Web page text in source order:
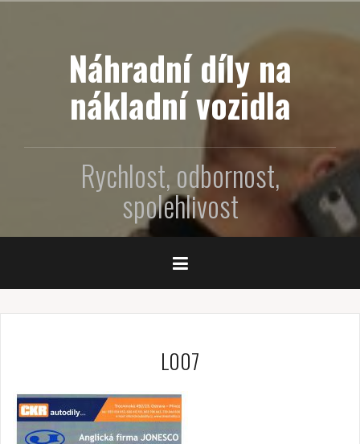
u
Náhradní díly na
nákladní vozidla
Rychlost, odbornost,
spolehlivost
L007